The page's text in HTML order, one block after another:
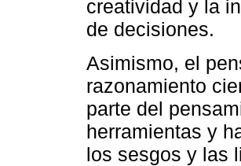
creatividad y la
de decisiones.
Asimismo, el
razonamiento
parte del
herramientas y
los sesgos y las